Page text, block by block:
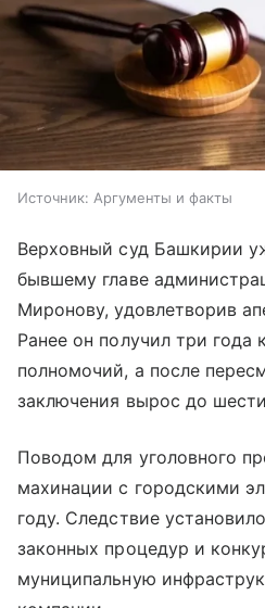
Источник: Аргументы и факты
Верховный суд Башкирии
бывшему главе
Миронову, удовлетворив
Ранее он получил три года
полномочий, а после
заключения вырос до
Поводом для уголовного
махинации с городскими
году. Следствие
законных процедур и
муниципальную